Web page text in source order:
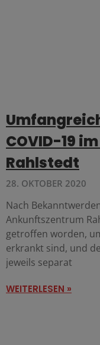
COVID-19
Rahlstedt
28. OKTOBER 2020
Nach
Ankunftszentrum
getroffen worden,
erkrankt sind, und
jeweils separat
WEITERLESEN »